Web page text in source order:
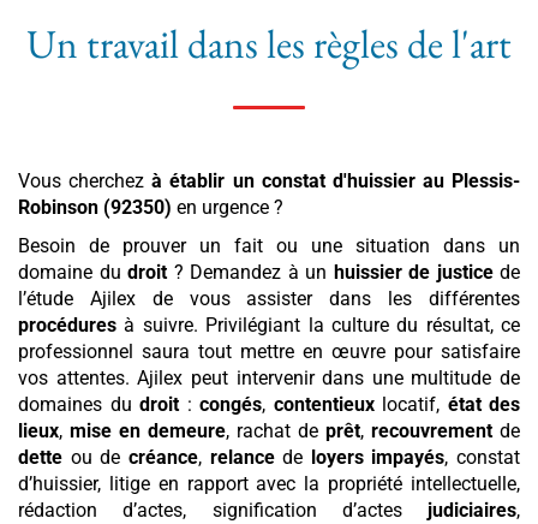
Un travail dans les règles de l'art
Vous cherchez à établir un constat d'huissier au Plessis-
Robinson (92350) en urgence ?
Besoin de prouver un fait ou une situation dans un
domaine du droit ? Demandez à un huissier de justicede
l’étude Ajilex de vous assister dans les différentes
procédures à suivre. Privilégiant la culture du résultat, ce
professionnel saura tout mettre en œuvre pour satisfaire
vos attentes. Ajilex peut intervenir dans une multitude de
domaines du droit : congés, contentieuxlocatif, état des
lieux, mise en demeure, rachat de prêt, recouvrement de
dette ou de créance, relancede loyers impayés, constat
d’huissier, litige en rapport avec la propriété intellectuelle,
rédaction d’actes, signification d’actes judiciaires,